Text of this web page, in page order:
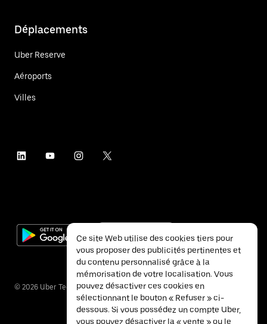
Déplacements
Uber Reserve
Aéroports
Villes
© 2026 Uber Technologies Inc.
Ce site Web utilise des cookies tiers pour
vous proposer des publicités pertinentes et
du contenu personnalisé grâce à la
mémorisation de votre localisation. Vous
pouvez désactiver ces cookies en
sélectionnant le bouton « Refuser » ci-
dessous. Si vous possédez un compte Uber,
vous pouvez désactiver la « vente » ou le